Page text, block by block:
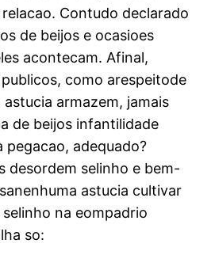
Contudo declarado
de beijos e ocasioes
acontecam. Afinal,
como arespeitode
armazem, jamais
de beijos infantilidade
pegacao, adequado?
desordem selinho e bem-
astucia cultivar
na eompadrio
so: